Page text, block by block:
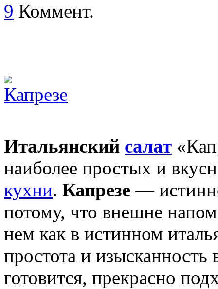
9 Коммент.
Итальянский салат
наиболее простых и
кухни. Капрезе —
потому, что внешне
нем как в истинном
простота и изысканность
готовится, прекрасно